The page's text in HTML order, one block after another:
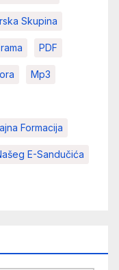
Skupina
PDF
Mp3
Formacija
E-Sandučića